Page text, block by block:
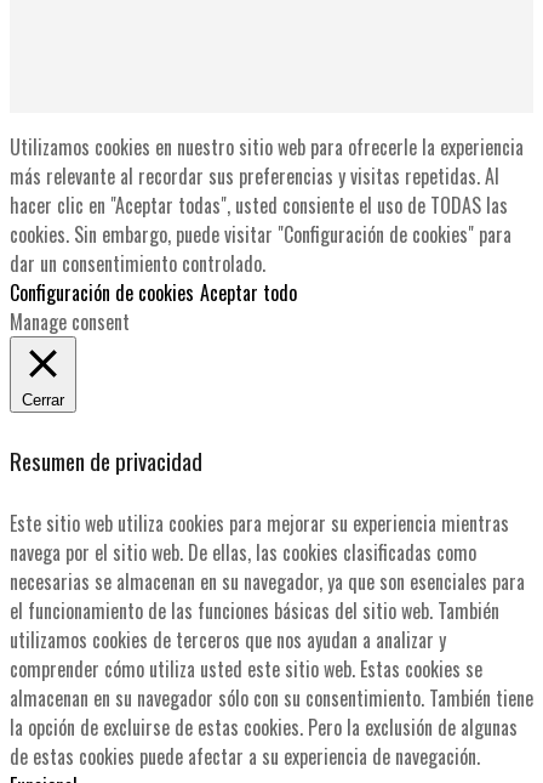
Utilizamos cookies en nuestro sitio web para ofrecerle la experiencia
más relevante al recordar sus preferencias y visitas repetidas. Al
hacer clic en "Aceptar todas", usted consiente el uso de TODAS las
cookies. Sin embargo, puede visitar "Configuración de cookies" para
dar un consentimiento controlado.
Configuración de cookies Aceptar todo
Manage consent
Cerrar
Resumen de privacidad
Este sitio web utiliza cookies para mejorar su experiencia mientras
navega por el sitio web. De ellas, las cookies clasificadas como
necesarias se almacenan en su navegador, ya que son esenciales para
el funcionamiento de las funciones básicas del sitio web. También
utilizamos cookies de terceros que nos ayudan a analizar y
comprender cómo utiliza usted este sitio web. Estas cookies se
almacenan en su navegador sólo con su consentimiento. También tiene
la opción de excluirse de estas cookies. Pero la exclusión de algunas
de estas cookies puede afectar a su experiencia de navegación.